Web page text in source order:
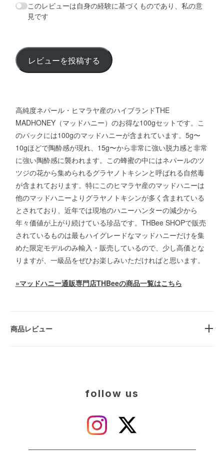
このレビューは自身の経験に基づくものであり、私の意
見です
レビューを投稿する
高純度ネパール・ヒマラヤ産のハイブランドTHE
MADHONEY（マッドハニー）のお得な100gセットです。こ
のパックには100gのマッドハニーが含まれています。5g〜
10gほどで陶酔感が現れ、15g〜から非常に強い脱力感と非常
に強い陶酔感に襲われます。この蜂蜜の中にはネパールのツ
ツジの花から集められるグラヤノトキシンと呼ばれる自然毒
が含まれております。特にこのヒマラヤ産のマッドハニーは
他のマッドハニーよりグラヤノトキシンが多く含まれている
とされており、近年では現地のハニーハンターの減少から
年々価値が上がり続けている珍品です。THBee SHOPで販売
されているものは最もハイグレードなマッドハニーだけを集
めた限定モデルのみ輸入・販売しているので、少し高価とな
りますが、一級品をぜひお楽しみいただければと思います。
»マッドハニー通販専門店THBeeの商品一覧はこちら
商品レビュー
follow us